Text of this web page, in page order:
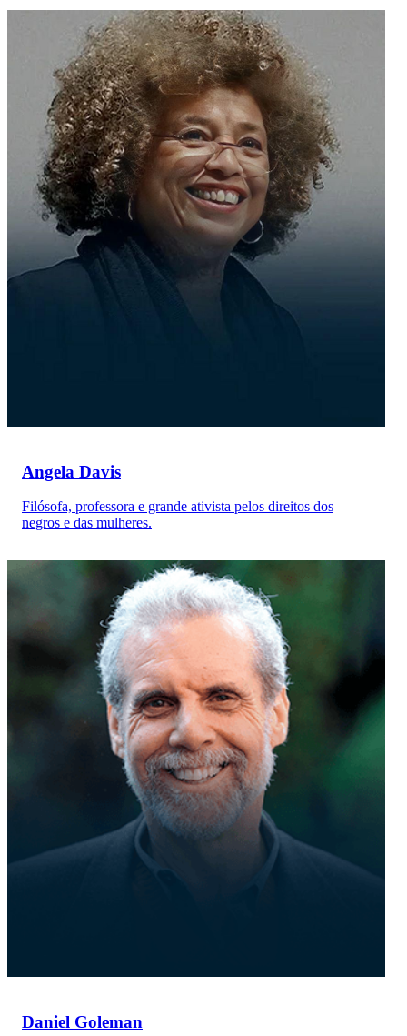
Angela Davis
Filósofa, professora e grande ativista pelos direitos dos
negros e das mulheres.
Daniel Goleman